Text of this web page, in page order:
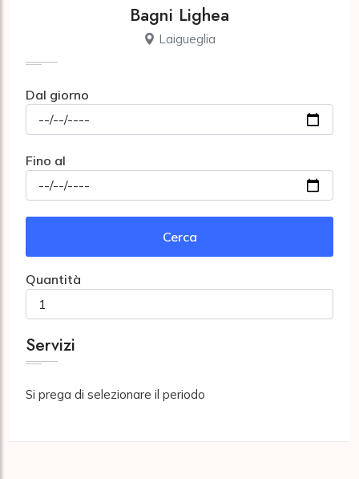
Bagni Lighea
Laigueglia
Dal giorno
Fino al
Cerca
Quantità
Servizi
Si prega di selezionare il periodo